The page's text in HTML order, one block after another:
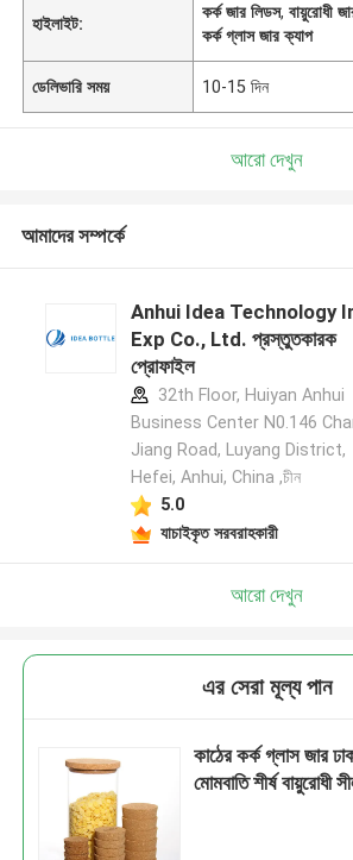
হাইলাইট:
কর্ক জার লিডস,বায়ুরোধী
কর্ক গ্লাস জার ক্যাপ
ডেলিভারি সময় 10-15 দিন
আরো দেখুন
আমাদের সম্পর্কে
Anhui Idea Technology
Exp Co., Ltd. প্রস্তুতকারক
প্রোফাইল
32th Floor, Huiyan Anhui
Business Center N0.146
Jiang Road, Luyang District,
Hefei, Anhui, China ,চীন
5.0
যাচাইকৃত সরবরাহকারী
আরো দেখুন
এর সেরা মূল্য পান
কাঠের কর্ক গ্লাস জার
মোমবাতি শীর্ষ বায়ুরোধী